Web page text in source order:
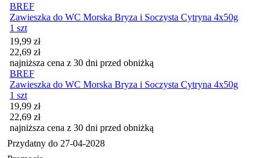
BREF
Zawieszka do WC Morska Bryza i Soczysta Cytryna 4x50g
1 szt
Cena promocyjna
19,99 zł
22,69 zł
najniższa cena z 30 dni przed obniżką
BREF
Zawieszka do WC Morska Bryza i Soczysta Cytryna 4x50g
1 szt
Cena promocyjna
19,99 zł
22,69 zł
najniższa cena z 30 dni przed obniżką
Przydatny do 27-04-2028